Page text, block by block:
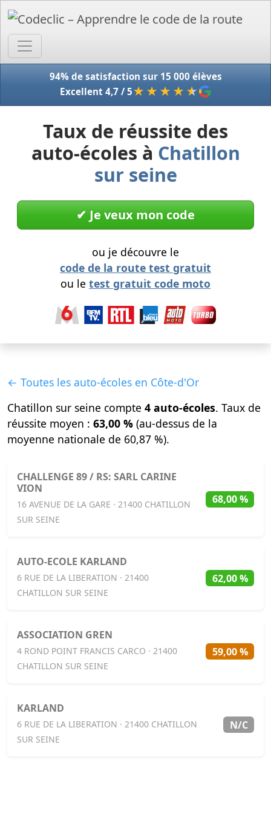
94% de satisfaction sur 15 000 élèves
Excellent 4,7 / 5★★★★ ★
Taux de réussite des
auto-écoles à Chatillon
sur seine
✔︎ Je veux mon code
ou je découvre le
code de la route test gratuit
ou le test gratuit code moto
← Toutes les auto-écoles en Côte-d'Or
Chatillon sur seine compte 4 auto-écoles. Taux de
réussite moyen : 63,00 % (au-dessus de la
moyenne nationale de 60,87 %).
CHALLENGE 89 / RS: SARL CARINE
VION
16 AVENUE DE LA GARE · 21400 CHATILLON
SUR SEINE
68,00 %
AUTO-ECOLE KARLAND
6 RUE DE LA LIBERATION · 21400
CHATILLON SUR SEINE
62,00 %
ASSOCIATION GREN
4 ROND POINT FRANCIS CARCO · 21400
CHATILLON SUR SEINE
59,00 %
KARLAND
6 RUE DE LA LIBERATION · 21400 CHATILLON
SUR SEINE
N/C